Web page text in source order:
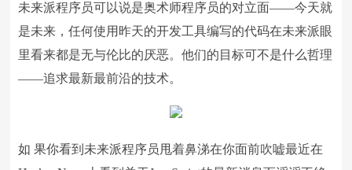
未来派程序员可以说是奥术师程序员的对立面——今天就
是未来，任何使用昨天的开发工具编写的代码在未来派眼
里看来都是无与伦比的厌恶。他们的目标可不是什么哲理
——追求最新最前沿的技术。
如 果你看到未来派程序员甩着鼻涕在你面前吹嘘最近在